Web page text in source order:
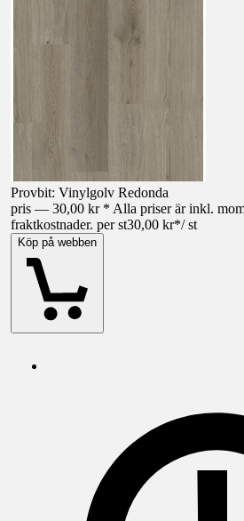
Provbit: Vinylgolv Redonda
pris — 30,00 kr * Alla priser är inkl.
fraktkostnader. per st30,00 kr*/ st
Köp på webben